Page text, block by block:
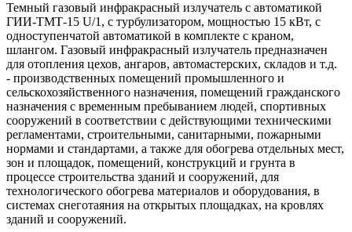
Темный газовый инфракрасный излучатель с автоматикой
ГИИ-ТМТ-15 U/1, с турбулизатором, мощностью 15 кВт, с
одноступенчатой автоматикой в комплекте с краном,
шлангом. Газовый инфракрасный излучатель предназначен
для отопления цехов, ангаров, автомастерских, складов и т.д.
- производственных помещений промышленного и
сельскохозяйственного назначения, помещений гражданского
назначения с временным пребыванием людей, спортивных
сооружений в соответствии с действующими техническими
регламентами, строительными, санитарными, пожарными
нормами и стандартами, а также для обогрева отдельных мест,
зон и площадок, помещений, конструкций и грунта в
процессе строительства зданий и сооружений, для
технологического обогрева материалов и оборудования, в
системах снеготаяния на открытых площадках, на кровлях
зданий и сооружений.